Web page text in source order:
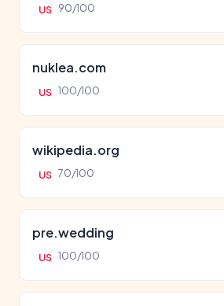
US 90/100
nuklea.com
US 100/100
wikipedia.org
US 70/100
pre.wedding
US 100/100